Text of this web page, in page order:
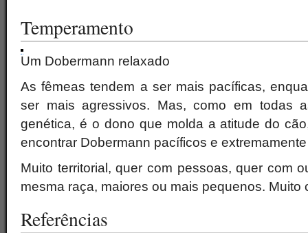
Temperamento
Um Dobermann relaxado
As fêmeas tendem a ser mais pacíficas,
ser mais agressivos. Mas, como em todas
genética, é o dono que molda a atitude do
encontrar Dobermann pacíficos e
Muito territorial, quer com pessoas, quer com
mesma raça, maiores ou mais pequenos. Muito
Referências